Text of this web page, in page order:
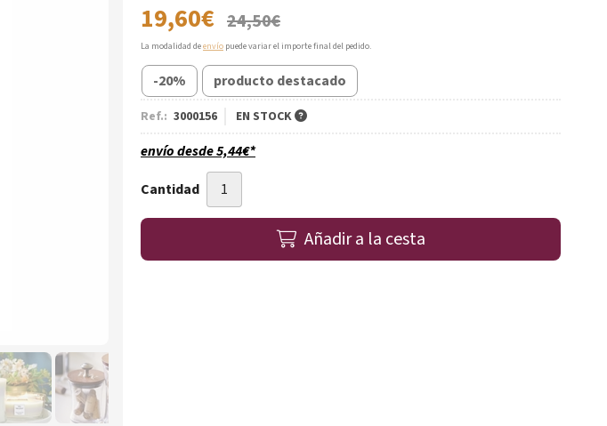
19,60€ 24,50€
La modalidad deenvío puede variar el importe final del pedido.
-20% producto destacado
Ref.: 3000156 EN STOCK
envío desde5,44€*
Cantidad
Añadir a la cesta